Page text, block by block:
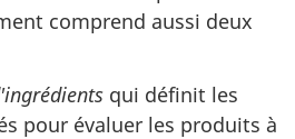
comprend aussi deux
qui définit les
pour évaluer les produits à